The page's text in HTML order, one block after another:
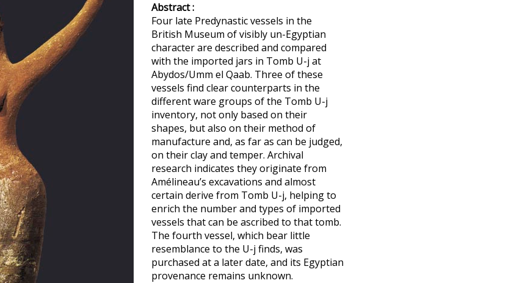
Abstract :
Four late Predynastic vessels in the
British Museum of visibly un-Egyptian
character are described and compared
with the imported jars in Tomb U-j at
Abydos/Umm el Qaab. Three of these
vessels find clear counterparts in the
different ware groups of the Tomb U-j
inventory, not only based on their
shapes, but also on their method of
manufacture and, as far as can be judged,
on their clay and temper. Archival
research indicates they originate from
Amélineau’s excavations and almost
certain derive from Tomb U-j, helping to
enrich the number and types of imported
vessels that can be ascribed to that tomb.
The fourth vessel, which bear little
resemblance to the U-j finds, was
purchased at a later date, and its Egyptian
provenance remains unknown.